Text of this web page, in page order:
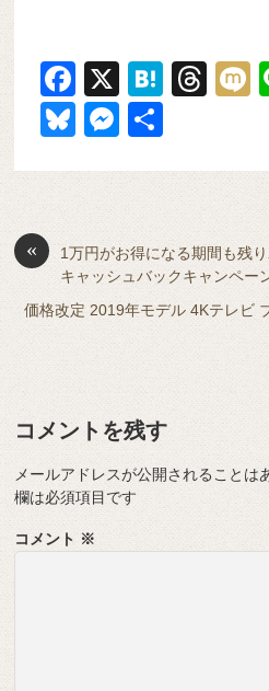
F
a
c
e
o
o
k
X
H
n
T
a
d
s
Bl
sk
y
M
n
g
er
«
1万円がお得になる期間も残
キャッシュバックキャンペー
価格改定 2019年モデル 4Kテレビ
コメントを残す
メールアドレスが公開されることは
欄は必須項目です
コメント ※